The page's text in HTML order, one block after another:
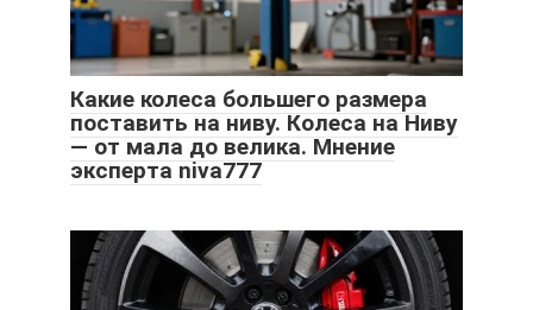
Какие колеса большего размера
поставить на ниву. Колеса на Ниву
— от мала до велика. Мнение
эксперта niva777